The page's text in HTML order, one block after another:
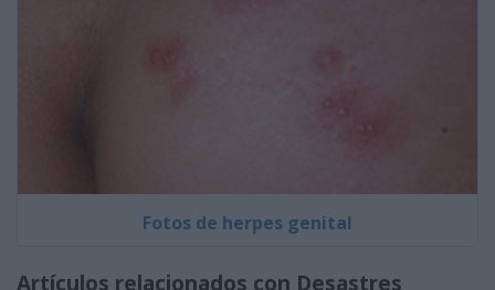
Fotos de herpes genital
Artículos relacionados con Desastres